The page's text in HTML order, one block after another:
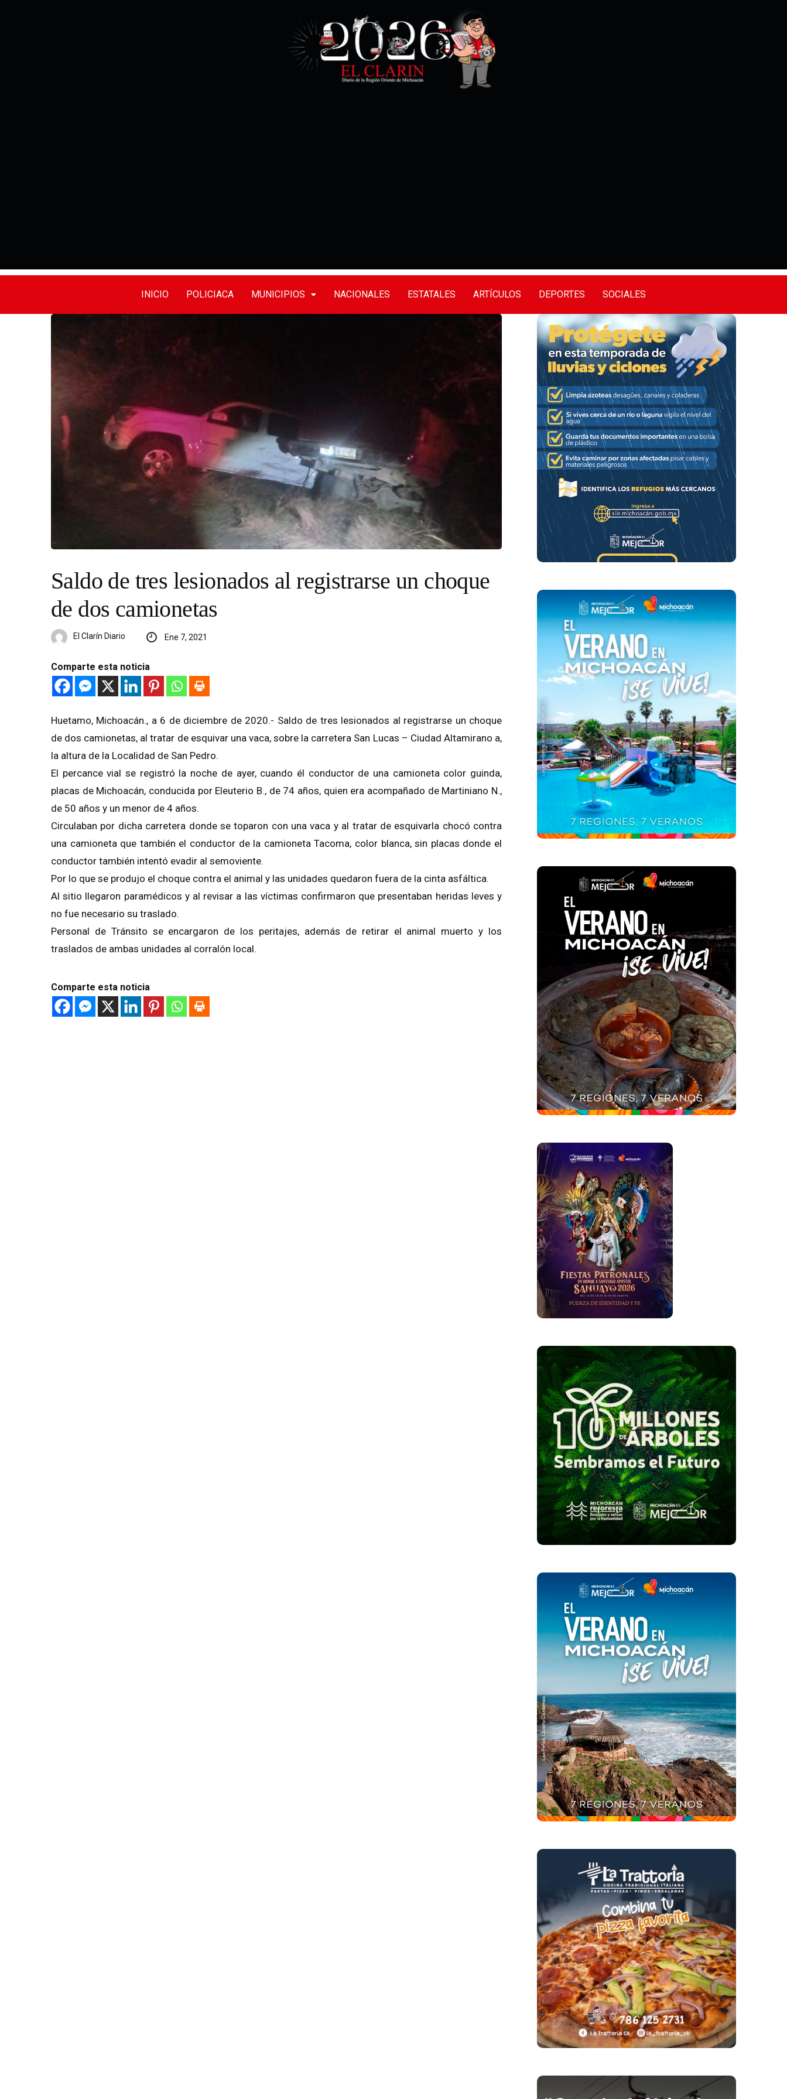
INICIO POLICIACA MUNICIPIOS NACIONALES ESTATALES ARTÍCULOS DEPORTES SOCIALES
Saldo de tres lesionados al registrarse un choque
de dos camionetas
El Clarín Diario Ene 7, 2021
Comparte esta noticia
Huetamo, Michoacán., a 6 de diciembre de 2020.- Saldo de tres lesionados al registrarse un choque
de dos camionetas, al tratar de esquivar una vaca, sobre la carretera San Lucas – Ciudad Altamirano a,
la altura de la Localidad de San Pedro.
El percance vial se registró la noche de ayer, cuando él conductor de una camioneta color guinda,
placas de Michoacán, conducida por Eleuterio B., de 74 años, quien era acompañado de Martiniano N.,
de 50 años y un menor de 4 años.
Circulaban por dicha carretera donde se toparon con una vaca y al tratar de esquivarla chocó contra
una camioneta que también el conductor de la camioneta Tacoma, color blanca, sin placas donde el
conductor también intentó evadir al semoviente.
Por lo que se produjo el choque contra el animal y las unidades quedaron fuera de la cinta asfáltica.
Al sitio llegaron paramédicos y al revisar a las víctimas confirmaron que presentaban heridas leves y
no fue necesario su traslado.
Personal de Tránsito se encargaron de los peritajes, además de retirar el animal muerto y los
traslados de ambas unidades al corralón local.
Comparte esta noticia